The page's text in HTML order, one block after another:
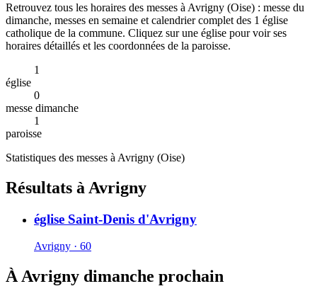
Retrouvez tous les horaires des messes à Avrigny (Oise) : messe du
dimanche, messes en semaine et calendrier complet des 1 église
catholique de la commune. Cliquez sur une église pour voir ses
horaires détaillés et les coordonnées de la paroisse.
1
église
0
messe dimanche
1
paroisse
Statistiques des messes à Avrigny (Oise)
Résultats à Avrigny
église Saint-Denis d'Avrigny
Avrigny · 60
À Avrigny dimanche prochain